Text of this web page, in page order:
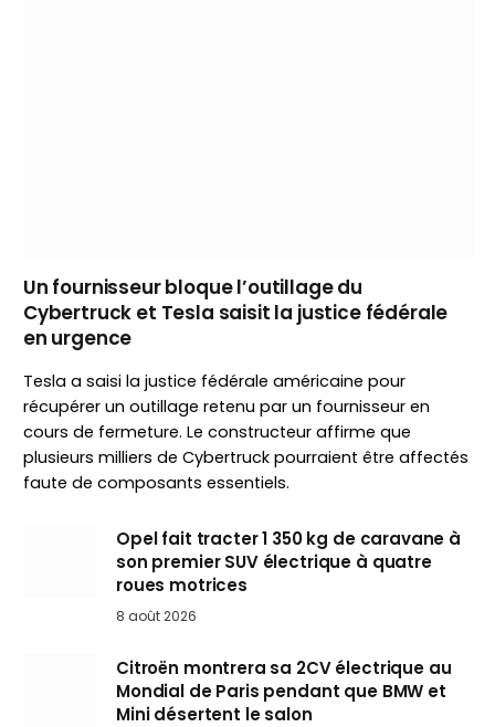
Un fournisseur bloque l’outillage du
Cybertruck et Tesla saisit la justice fédérale
en urgence
Tesla a saisi la justice fédérale américaine pour
récupérer un outillage retenu par un fournisseur en
cours de fermeture. Le constructeur affirme que
plusieurs milliers de Cybertruck pourraient être affectés
faute de composants essentiels.
Opel fait tracter 1 350 kg de caravane à
son premier SUV électrique à quatre
roues motrices
8 août 2026
Citroën montrera sa 2CV électrique au
Mondial de Paris pendant que BMW et
Mini désertent le salon